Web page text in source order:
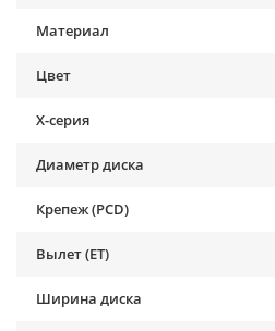
Материал
Цвет
X-серия
Диаметр диска
Крепеж (PCD)
Вылет (ET)
Ширина диска